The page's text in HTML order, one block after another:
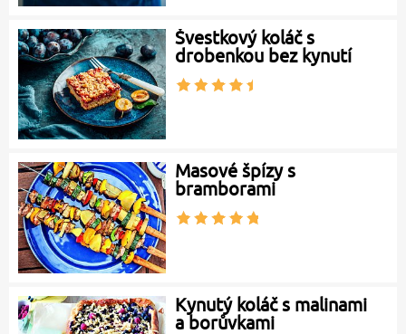
Švestkový koláč s
drobenkou bez kynutí
Masové špízy s
bramborami
Kynutý koláč s malinami
a borůvkami